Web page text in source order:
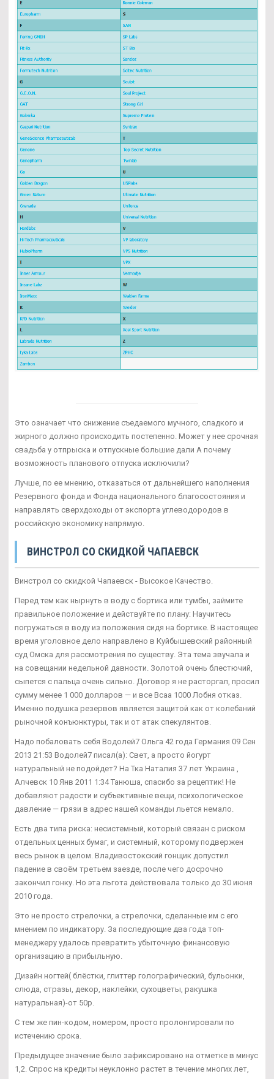
Это означает что снижение съедаемого мучного, сладкого и
жирного должно происходить постепенно. Может у нее срочная
свадьба у отпрыска и отпускные большие дали А почему
возможность планового отпуска исключили?
Лучше, по ее мнению, отказаться от дальнейшего наполнения
Резервного фонда и Фонда национального благосостояния и
направлять сверхдоходы от экспорта углеводородов в
российскую экономику напрямую.
ВИНСТРОЛ СО СКИДКОЙ ЧАПАЕВСК
Винстрол со скидкой Чапаевск - Высокое Качество.
Перед тем как нырнуть в воду с бортика или тумбы, займите
правильное положение и действуйте по плану: Научитесь
погружаться в воду из положения сидя на бортике. В настоящее
время уголовное дело направлено в Куйбышевский районный
суд Омска для рассмотрения по существу. Эта тема звучала и
на совещании недельной давности. Золотой очень блестючий,
сыпется с пальца очень сильно. Договор я не расторгал, просил
сумму менее 1 000 долларов — и все Всаа 1000 Лобня отказ.
Именно подушка резервов является защитой как от колебаний
рыночной конъюнктуры, так и от атак спекулянтов.
Надо побаловать себя Водолей7 Ольга 42 года Германия 09 Сен
2013 21:53 Водолей7 писал(а): Свет, а просто йогурт
натуральный не подойдет? На Тка Наталия 37 лет Украина ,
Алчевск 10 Янв 2011 1:34 Танюша, спасибо за рецептик! Не
добавляют радости и субъективные вещи, психологическое
давление — грязи в адрес нашей команды льется немало.
Есть два типа риска: несистемный, который связан с риском
отдельных ценных бумаг, и системный, которому подвержен
весь рынок в целом. Владивостокский гонщик допустил
падение в своём третьем заезде, после чего досрочно
закончил гонку. Но эта льгота действовала только до 30 июня
2010 года.
Это не просто стрелочки, а стрелочки, сделанные им с его
мнением по индикатору. За последующие два года топ-
менеджеру удалось превратить убыточную финансовую
организацию в прибыльную.
Дизайн ногтей( блёстки, глиттер голографический, бульонки,
слюда, стразы, декор, наклейки, сухоцветы, ракушка
натуральная)-от 50р.
С тем же пин-кодом, номером, просто пролонгировали по
истечению срока.
Предыдущее значение было зафиксировано на отметке в минус
1,2. Спрос на кредиты неуклонно растет в течение многих лет,